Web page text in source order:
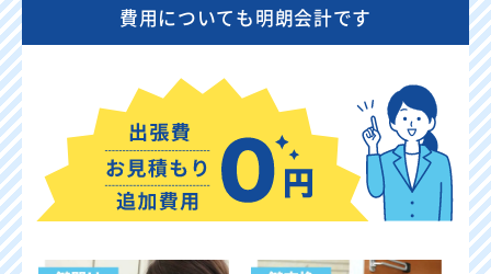
費用についても明朗会計です